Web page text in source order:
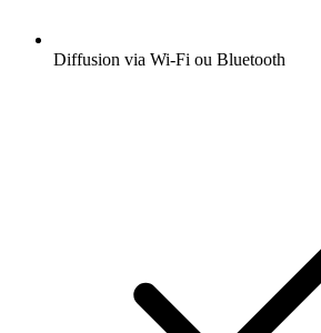
Diffusion via Wi-Fi ou Bluetooth